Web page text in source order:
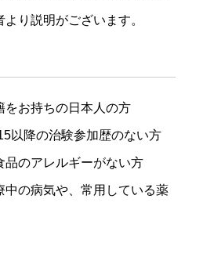
より説明がございます。
をお持ちの日本人の方
以降の治験参加歴のない方
品のアレルギーがない方
中の病気や、常用している薬